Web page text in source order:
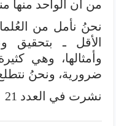
من أن الواحد منها
نحنُ نأمل من
الأقل ـ بتحقيق
وأمثالها، وهي
ضرورية، ونحنُ
نشرت في العدد 21